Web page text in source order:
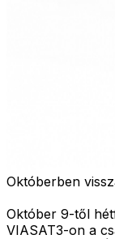
Októberben
Október 9-től
VIASAT3-on a